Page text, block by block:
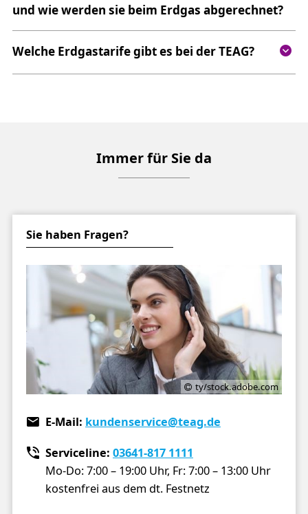
und wie werden sie beim Erdgas abgerechnet?
Welche Erdgastarife gibt es bei der TEAG?
Immer für Sie da
Sie haben Fragen?
ty/stock.adobe.com
E-Mail: kundenservice@teag.de
Serviceline: 03641-817 1111
Mo-Do: 7:00 – 19:00 Uhr, Fr: 7:00 – 13:00 Uhr
kostenfrei aus dem dt. Festnetz